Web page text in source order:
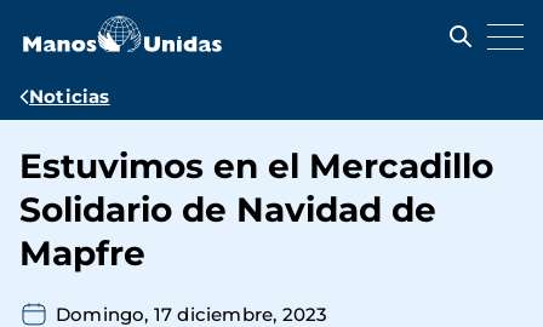
contenido
Ruta
navegación
Noticias
Estuvimos en el Mercadillo
Solidario de Navidad de
Mapfre
Domingo, 17 diciembre, 2023